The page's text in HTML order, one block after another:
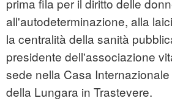
prima fila per il diritto delle
all'autodeterminazione, alla
la centralità della sanità
presidente dell'associazione
sede nella Casa
della Lungara in Trastevere.